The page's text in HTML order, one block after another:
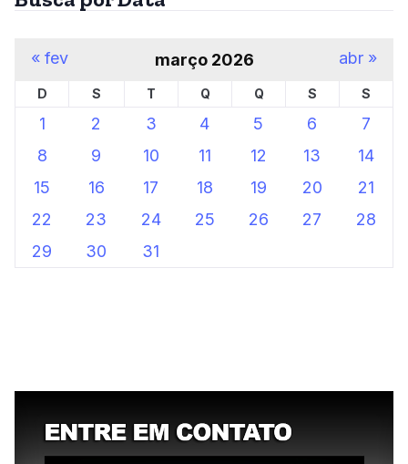
março 2026
D S T Q Q S S
1 2 3 4 5 6
7
8
9 10 11 12 13
14
15
16 17 18 19 20
21
22
23 24 25 26 27
28
29
30 31
« fev abr »